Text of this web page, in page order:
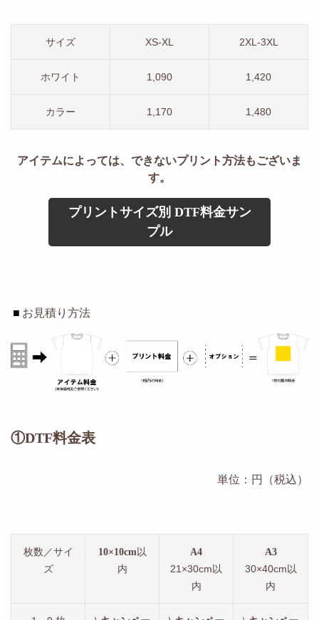
サイズ XS-XL 2XL-3XL
ホワイト 1,090 1,420
カラー 1,170 1,480
アイテムによっては、できないプリント方法もございま
す。
プリントサイズ別 DTF料金サン
プル
■ お見積り方法
①DTF料金表
単位：円（税込）
枚数／サイ
ズ
10×10cm以
内
A4
21×30cm以
内
A3
30×40cm以
内